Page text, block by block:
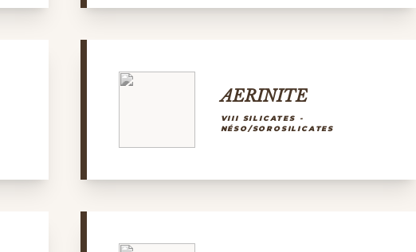
AERINITE
VIII SILICATES -
NÉSO/SOROSILICATES